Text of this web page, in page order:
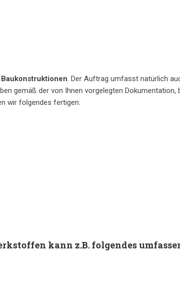
. Der Auftrag umfasst natürlich
gemäß der von Ihnen vorgelegten Dokumentation,
wir folgendes fertigen:
kann z.B. folgendes